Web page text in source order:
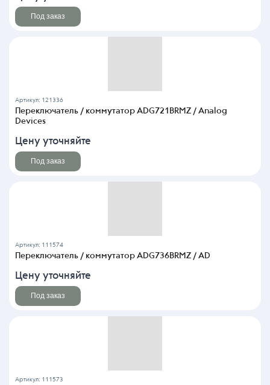
Под заказ
Артикул: 121336
Переключатель / коммутатор ADG721BRMZ / Analog
Devices
Цену уточняйте
Под заказ
Артикул: 111574
Переключатель / коммутатор ADG736BRMZ / AD
Цену уточняйте
Под заказ
Артикул: 111573